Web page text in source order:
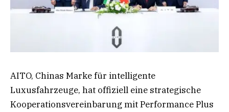
AITO, Chinas Marke für intelligente
Luxusfahrzeuge, hat offiziell eine strategische
Kooperationsvereinbarung mit Performance Plus